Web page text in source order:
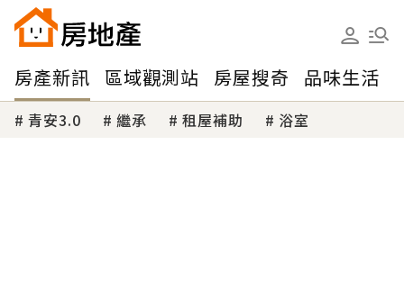
房產新訊 區域觀測站 房屋搜奇 品味生活
青安3.0 繼承 租屋補助 浴室